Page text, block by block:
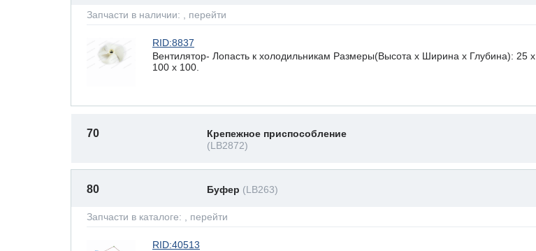
Запчасти в наличии: , перейти
RID:8837
Вентилятор- Лопасть к холодильникам Размеры(Высота х Ширина х Глубина): 25 x
100 х 100.
70
Крепежное приспособление
(LB2872)
80 Буфер (LB263)
Запчасти в каталоге: , перейти
RID:40513